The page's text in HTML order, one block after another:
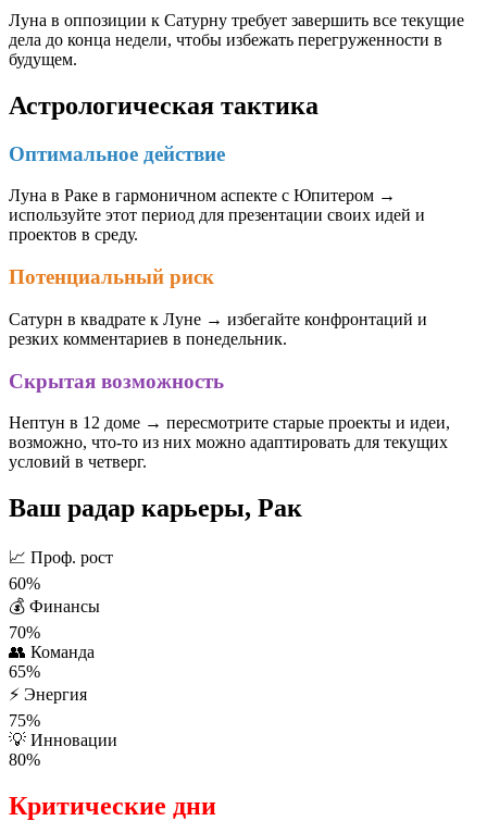
Луна в оппозиции к Сатурну требует завершить все текущие
дела до конца недели, чтобы избежать перегруженности в
будущем.
Астрологическая тактика
Оптимальное действие
Луна в Раке в гармоничном аспекте с Юпитером →
используйте этот период для презентации своих идей и
проектов в среду.
Потенциальный риск
Сатурн в квадрате к Луне → избегайте конфронтаций и
резких комментариев в понедельник.
Скрытая возможность
Нептун в 12 доме → пересмотрите старые проекты и идеи,
возможно, что-то из них можно адаптировать для текущих
условий в четверг.
Ваш радар карьеры, Рак
📈 Проф. рост
60%
💰 Финансы
70%
👥 Команда
65%
⚡ Энергия
75%
💡 Инновации
80%
Критические дни